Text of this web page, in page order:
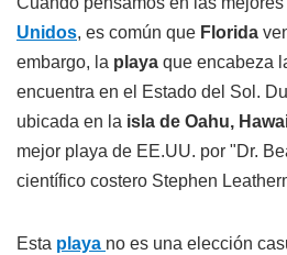
Unidos, es común que Florida
embargo, la playa que encabeza
encuentra en el Estado del Sol.
ubicada en la isla de Oahu,
mejor playa de EE.UU. por "Dr.
científico costero Stephen
Esta playa no es una elección